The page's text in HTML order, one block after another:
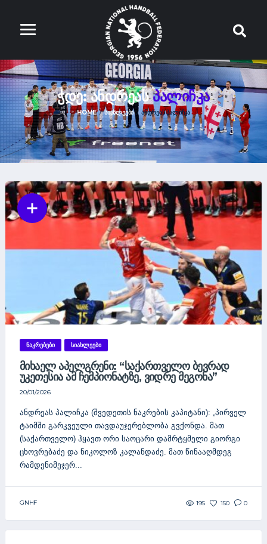
ᲭᲓᲔ: ᲐᲜᲓᲠᲔᲐᲡᲞᲐᲚᲘᲩᲙᲐ
HOME ᲡᲘᲐᲮᲚᲔᲔᲑᲘ ᲐᲜᲓᲠᲔᲐᲡ ᲞᲐᲚᲘᲩᲙᲐ
ᲜᲐᲙᲠᲔᲑᲔᲑᲘ ᲡᲘᲐᲮᲚᲔᲔᲑᲘ
ᲛᲘᲮᲐᲔᲚ ᲐᲞᲔᲚᲒᲠᲔᲜᲘ: “ᲡᲐᲥᲐᲠᲗᲕᲔᲚᲝ ᲑᲔᲕᲠᲐᲓ
ᲣᲙᲔᲗᲔᲡᲘᲐ ᲐᲛ ᲩᲔᲛᲞᲘᲝᲜᲐᲢᲖᲔ, ᲕᲘᲓᲠᲔ ᲛᲔᲒᲝᲜᲐ”
20/01/2026
ანდრეას პალიჩკა (შვედეთის ნაკრების კაპიტანი): „პირველ
ტაიმში გარკვეული თავდაუჯერებლობა გვქონდა. მათ
(საქართველო) ჰყავთ ორი საოცარი დამრტყმელი გიორგი
ცხოვრებაძე და ნიკოლოზ კალანდაძე. მათ წინააღმდეგ
რამდენიმეჯერ...
GNHF 195 150 0